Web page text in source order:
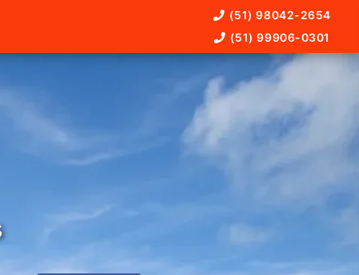
(51) 98042-2654
(51) 99906-0301